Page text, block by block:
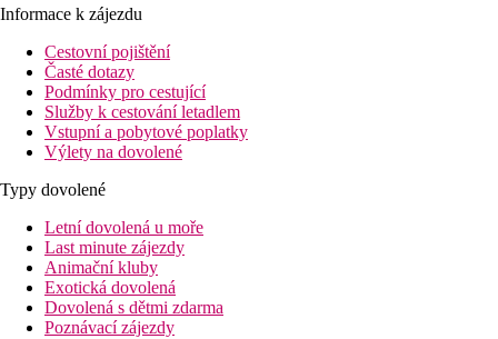
Informace k zájezdu
Cestovní pojištění
Časté dotazy
Podmínky pro cestující
Služby k cestování letadlem
Vstupní a pobytové poplatky
Výlety na dovolené
Typy dovolené
Letní dovolená u moře
Last minute zájezdy
Animační kluby
Exotická dovolená
Dovolená s dětmi zdarma
Poznávací zájezdy